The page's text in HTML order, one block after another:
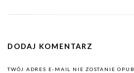
DODAJ KOMENTARZ
TWÓJ ADRES E-MAIL NIE ZOSTANIE